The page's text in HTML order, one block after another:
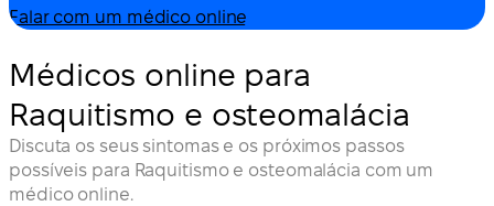
Falar com um médico online
Médicos online para
Raquitismo e osteomalácia
Discuta os seus sintomas e os próximos passos
possíveis para Raquitismo e osteomalácia com um
médico online.